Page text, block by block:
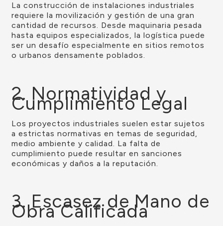
La construcción de instalaciones industriales
requiere la movilización y gestión de una gran
cantidad de recursos. Desde maquinaria pesada
hasta equipos especializados, la logística puede
ser un desafío especialmente en sitios remotos
o urbanos densamente poblados.
2. Normatividad y
Cumplimiento Legal
Los proyectos industriales suelen estar sujetos
a estrictas normativas en temas de seguridad,
medio ambiente y calidad. La falta de
cumplimiento puede resultar en sanciones
económicas y daños a la reputación.
3. Escasez de Mano de
Obra Calificada